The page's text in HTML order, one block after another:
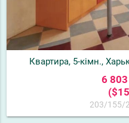
Квартира, 5-кімн.,
6
203/155/